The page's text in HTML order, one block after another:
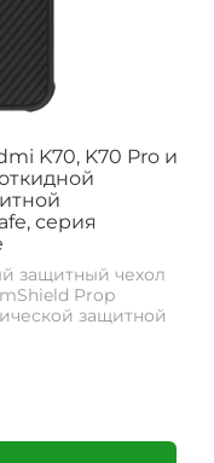
K70, K70 Pro и
серия
защитный чехол
Prop
защитной